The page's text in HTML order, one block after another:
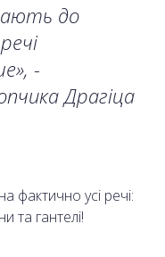
до
-
Драгіца
фактично усі речі:
та гантелі!